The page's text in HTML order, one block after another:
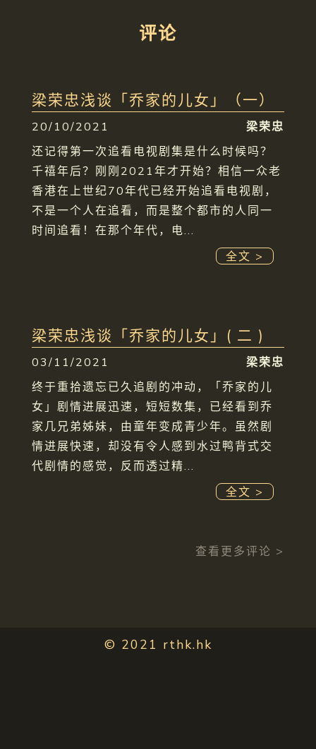
评论
梁荣忠浅谈「乔家的儿女」（一）
20/10/2021
梁荣忠
还记得第一次追看电视剧集是什么时候吗？
千禧年后？刚刚2021年才开始？相信一众老
香港在上世纪70年代已经开始追看电视剧，
不是一个人在追看，而是整个都市的人同一
时间追看！在那个年代，电...
全文 >
梁荣忠浅谈「乔家的儿女」( 二 )
03/11/2021
梁荣忠
终于重拾遗忘已久追剧的冲动，「乔家的儿
女」剧情进展迅速，短短数集，已经看到乔
家几兄弟姊妹，由童年变成青少年。虽然剧
情进展快速，却没有令人感到水过鸭背式交
代剧情的感觉，反而透过精...
全文 >
查看更多评论 >
© 2021 rthk.hk